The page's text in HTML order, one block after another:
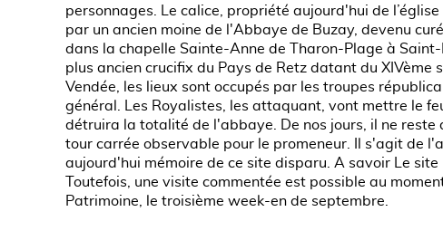
personnages. Le calice, propriété aujourd'hui de
par un ancien moine de l'Abbaye de Buzay, devenu
dans la chapelle Sainte-Anne de Tharon-Plage à
plus ancien crucifix du Pays de Retz datant du XIVème
Vendée, les lieux sont occupés par les troupes
général. Les Royalistes, les attaquant, vont mettre le
détruira la totalité de l'abbaye. De nos jours, il ne reste
tour carrée observable pour le promeneur. Il s'agit de
aujourd'hui mémoire de ce site disparu. A savoir Le site
Toutefois, une visite commentée est possible au
Patrimoine, le troisième week-en de septembre.